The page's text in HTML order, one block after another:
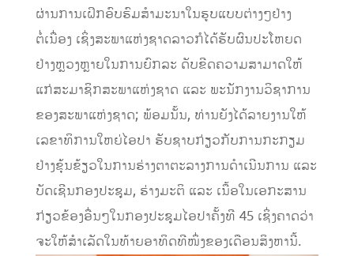
ຜ່ານການເຝິກອົບຮົມສຳມະນາໃນຮູບແບບຕ່າງໆຢ່າງ
ຕໍ່ເນື່ອງ ເຊິ່ງສະພາແຫ່ງຊາດລາວກໍໄດ້ຮັບຜົນປະໂຫຍດ
ຢ່າງຫຼວງຫຼາຍໃນການຍົກລະ ດັບຂີດຄວາມສາມາດໃຫ້
ແກ່ສະມາຊິກສະພາແຫ່ງຊາດ ແລະ ພະນັກງານວິຊາການ
ຂອງສະພາແຫ່ງຊາດ; ພ້ອມນັ້ນ, ທ່ານຍັງໄດ້ລາຍງານໃຫ້
ເລຂາທິການໃຫຍ່ໄອປາ ຮັບຊາບກ່ຽວກັບການກະກຽມ
ຢ່າງຂຸ້ນຂ້ຽວໃນການຮ່າງຕາຕະລາງການດຳເນີນການ ແລະ
ບັດເຊີນກອງປະຊຸມ, ຮ່າງມະຕິ ແລະ ເນື້ອໃນເອກະສານ
ກ່ຽວຂ້ອງອື່ນໆໃນກອງປະຊຸມໄອປາຄັ້ງທີ 45 ເຊິ່ງຄາດວ່າ
ຈະໃຫ້ສໍາເລັດໃນທ້າຍອາທິດທີໜຶ່ງຂອງເດືອນສິງຫານີ້.